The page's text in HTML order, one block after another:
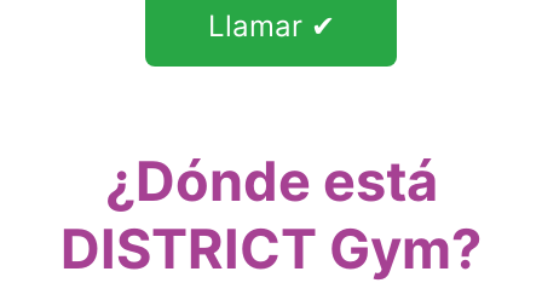
Llamar ✔
¿Dónde está
DISTRICT Gym?